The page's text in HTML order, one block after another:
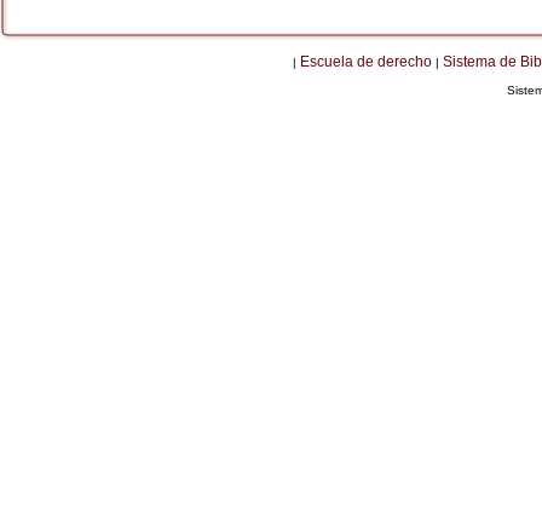
| Escuela de derecho | Sistema de